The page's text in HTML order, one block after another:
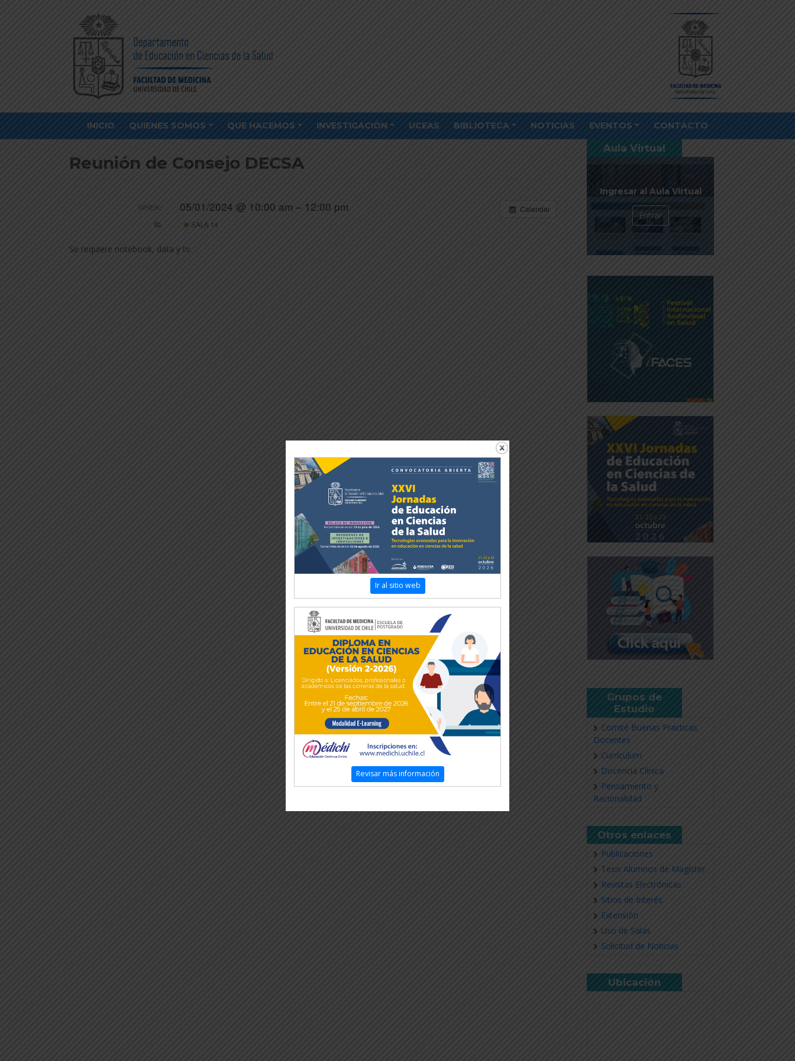
INICIO QUIENES SOMOS QUE HACEMOS INVESTIGACIÓN UCEAS BIBLIOTECA NOTICIAS EVENTOS CONTACTO
Reunión de Consejo DECSA
Calendar
WHEN: 05/01/2024 @ 10:00 am – 12:00 pm
SALA 14
Se requiere notebook, data y tv.
Aula Virtual
Ingresar al Aula Virtual
Entrar
Grupos de
Estudio
Comité Buenas Practicas
Docentes
Currículum
Docencia Clínica
Pensamiento y
Racionalidad
Otros enlaces
Publicaciones
Tesis Alumnos de Magíster
Revistas Electrónicas
Sitios de Interés
Extensión
Uso de Salas
Solicitud de Noticias
Ubicación
Ir al sitio web
Revisar más información